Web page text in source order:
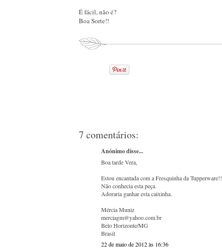
É fácil, não é?
Boa Sorte!!
7 comentários:
Anónimo disse...
Boa tarde Vera,
Estou encantada com a Fresquinha da
Não conhecia esta peça.
Adoraria ganhar esta caixinha.
Mércia Muniz
merciagm@yahoo.com.br
Belo Horizonte/MG
Brasil
22 de maio de 2012 às 16:36